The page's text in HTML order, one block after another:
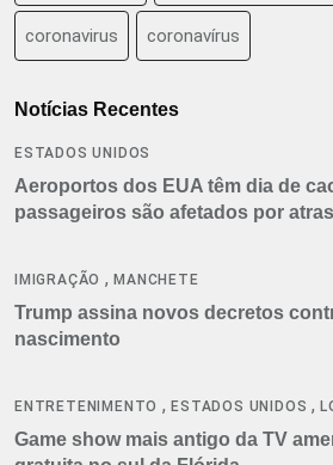
coronavirus coronavírus
Notícias Recentes
ESTADOS UNIDOS
Aeroportos dos EUA têm dia de
passageiros são afetados por
IMIGRAÇÃO ,MANCHETE
Trump assina novos decretos
nascimento
ENTRETENIMENTO ,ESTADOS UNIDOS ,
Game show mais antigo da TV